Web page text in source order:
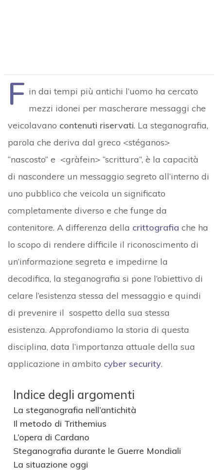
F in dai tempi più antichi l’uomo ha cercato
mezzi idonei per mascherare messaggi che
veicolavano contenuti riservati. La steganografia,
parola che deriva dal greco <stéganos>
“nascosto” e <gràfein> “scrittura”, è la capacità
di nascondere un messaggio segreto all’interno di
uno pubblico che veicola un significato
completamente diverso e che funge da
contenitore. A differenza della crittografia che ha
lo scopo di rendere difficile il riconoscimento di
un’informazione segreta e impedirne la
decodifica, la steganografia si pone l’obiettivo di
celare l’esistenza stessa del messaggio e quindi
di prevenire il sospetto della sua stessa
esistenza. Approfondiamo la storia di questa
disciplina, data l’importanza attuale della sua
applicazione in ambito cyber security.
Indice degli argomenti
La steganografia nell’antichità
Il metodo di Trithemius
L’opera di Cardano
Steganografia durante le Guerre Mondiali
La situazione oggi